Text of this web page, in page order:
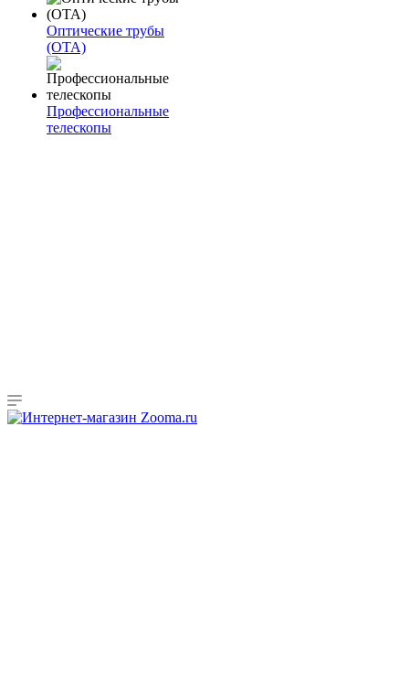
Оптические трубы
(OTA)
Профессиональные
телескопы